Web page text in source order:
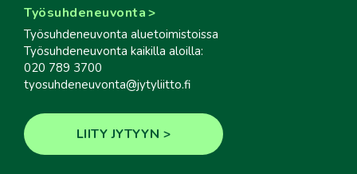
Työsuhdeneuvonta
Työsuhdeneuvonta aluetoimistoissa
Työsuhdeneuvonta kaikilla aloilla:
020 789 3700
tyosuhdeneuvonta@jytyliitto.fi
LIITY JYTYYN